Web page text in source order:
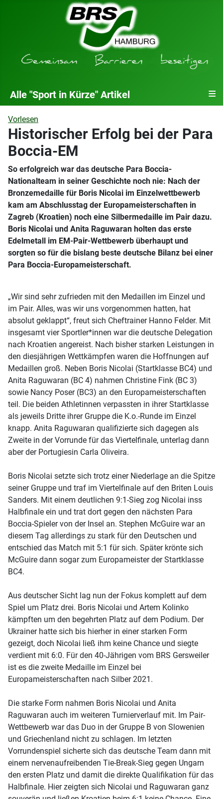
Alle "Sport in Kürze" Artikel ≡
Vorlesen
Historischer Erfolg bei der Para
Boccia-EM
So erfolgreich war das deutsche Para Boccia-
Nationalteam in seiner Geschichte noch nie: Nach der
Bronzemedaille für Boris Nicolai im Einzelwettbewerb
kam am Abschlusstag der Europameisterschaften in
Zagreb (Kroatien) noch eine Silbermedaille im Pair dazu.
Boris Nicolai und Anita Raguwaran holten das erste
Edelmetall im EM-Pair-Wettbewerb überhaupt und
sorgten so für die bislang beste deutsche Bilanz bei einer
Para Boccia-Europameisterschaft.
„Wir sind sehr zufrieden mit den Medaillen im Einzel und
im Pair. Alles, was wir uns vorgenommen hatten, hat
absolut geklappt“, freut sich Cheftrainer Hanno Felder. Mit
insgesamt vier Sportler*innen war die deutsche Delegation
nach Kroatien angereist. Nach bisher starken Leistungen in
den diesjährigen Wettkämpfen waren die Hoffnungen auf
Medaillen groß. Neben Boris Nicolai (Startklasse BC4) und
Anita Raguwaran (BC 4) nahmen Christine Fink (BC 3)
sowie Nancy Poser (BC3) an den Europameisterschaften
teil. Die beiden Athletinnen verpassten in ihrer Startklasse
als jeweils Dritte ihrer Gruppe die K.o.-Runde im Einzel
knapp. Anita Raguwaran qualifizierte sich dagegen als
Zweite in der Vorrunde für das Viertelfinale, unterlag dann
aber der Portugiesin Carla Oliveira.
Boris Nicolai setzte sich trotz einer Niederlage an die Spitze
seiner Gruppe und traf im Viertelfinale auf den Briten Louis
Sanders. Mit einem deutlichen 9:1-Sieg zog Nicolai inss
Halbfinale ein und trat dort gegen den nächsten Para
Boccia-Spieler von der Insel an. Stephen McGuire war an
diesem Tag allerdings zu stark für den Deutschen und
entschied das Match mit 5:1 für sich. Später krönte sich
McGuire dann sogar zum Europameister der Startklasse
BC4.
Aus deutscher Sicht lag nun der Fokus komplett auf dem
Spiel um Platz drei. Boris Nicolai und Artem Kolinko
kämpften um den begehrten Platz auf dem Podium. Der
Ukrainer hatte sich bis hierher in einer starken Form
gezeigt, doch Nicolai ließ ihm keine Chance und siegte
verdient mit 6:0. Für den 40-Jährigen vom BRS Gersweiler
ist es die zweite Medaille im Einzel bei
Europameisterschaften nach Silber 2021.
Die starke Form nahmen Boris Nicolai und Anita
Raguwaran auch im weiteren Turnierverlauf mit. Im Pair-
Wettbewerb war das Duo in der Gruppe B von Slowenien
und Griechenland nicht zu schlagen. Im letzten
Vorrundenspiel sicherte sich das deutsche Team dann mit
einem nervenaufreibenden Tie-Break-Sieg gegen Ungarn
den ersten Platz und damit die direkte Qualifikation für das
Halbfinale. Hier zeigten sich Nicolai und Raguwaran ganz